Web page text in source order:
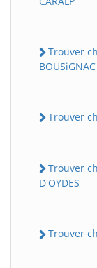
Trouver
BOUSiGNAC
Trouver
Trouver
D'OYDES
Trouver